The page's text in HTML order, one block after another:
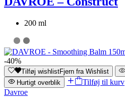
200 ml
-40%
Tilføj wishlistFjern fra Wishlist
Hurtigt overblik
Tilføj til kurv
Davroe